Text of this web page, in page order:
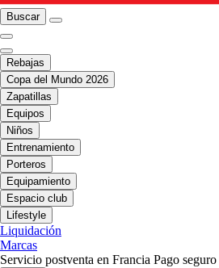
Buscar
Rebajas
Copa del Mundo 2026
Zapatillas
Equipos
Niños
Entrenamiento
Porteros
Equipamiento
Espacio club
Lifestyle
Liquidación
Marcas
Servicio postventa en Francia Pago seguro